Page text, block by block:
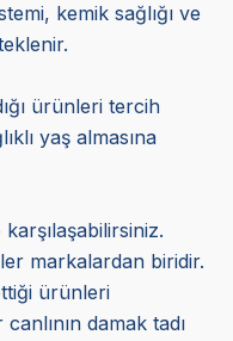
kemik sağlığı ve
ürünleri tercih
yaş almasına
markalardan biridir.
ürünleri
damak tadı